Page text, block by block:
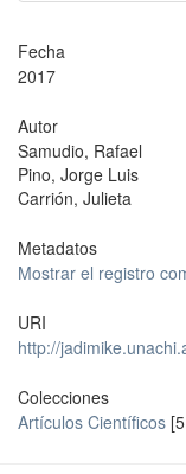
Fecha
2017
Autor
Samudio, Rafael
Pino, Jorge Luis
Carrión, Julieta
Metadatos
Mostrar el registro
URI
http://
Colecciones
Artículos Científicos